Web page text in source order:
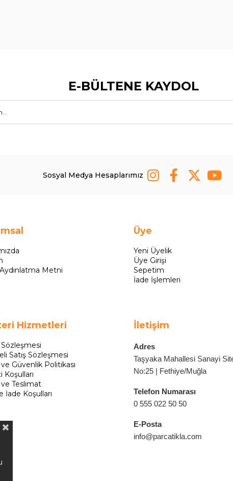
E-BÜLTENE KAYDOL
Sosyal Medya Hesaplarımız
Metni
Hizmetleri
Satış Sözleşmesi
Güvenlik Politikası
Koşulları
Teslimat
İade Koşulları
Üye
Yeni Üyelik
Üye Girişi
Sepetim
İade İşlemleri
İletişim
Adres
Taşyaka Mahallesi Sanayi
No:25 | Fethiye/Muğla
Telefon Numarası
0 555 022 50 50
E-Posta
info@parcatikla.com